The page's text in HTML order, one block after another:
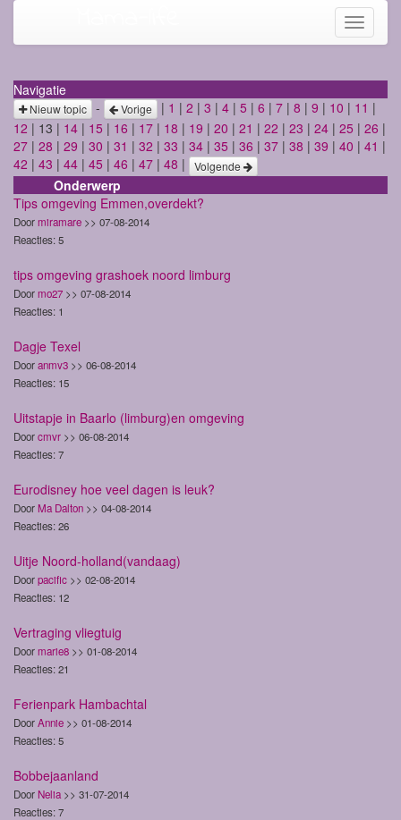
Toggle
Navigatie
Nieuw topic - Vorige | 1 | 2 | 3 | 4 | 5 | 6 | 7 | 8 | 9 | 10 | 11 |
12 | 13 | 14 | 15 | 16 | 17 | 18 | 19 | 20 | 21 | 22 | 23 | 24 | 25 | 26 |
27 | 28 | 29 | 30 | 31 | 32 | 33 | 34 | 35 | 36 | 37 | 38 | 39 | 40 | 41 |
42 | 43 | 44 | 45 | 46 | 47 | 48 | Volgende
Onderwerp
Tips omgeving Emmen,overdekt?
Doormiramare >> 07-08-2014
Reacties: 5
tips omgeving grashoek noord limburg
Doormo27 >> 07-08-2014
Reacties: 1
Dagje Texel
Dooranmv3 >> 06-08-2014
Reacties: 15
Uitstapje in Baarlo (limburg)en omgeving
Doorcmvr >> 06-08-2014
Reacties: 7
Eurodisney hoe veel dagen is leuk?
DoorMa Dalton >> 04-08-2014
Reacties: 26
Uitje Noord-holland(vandaag)
Doorpacific >> 02-08-2014
Reacties: 12
Vertraging vliegtuig
Doormarie8 >> 01-08-2014
Reacties: 21
Ferienpark Hambachtal
DoorAnnie >> 01-08-2014
Reacties: 5
Bobbejaanland
Door Nelia >> 31-07-2014
Reacties: 7